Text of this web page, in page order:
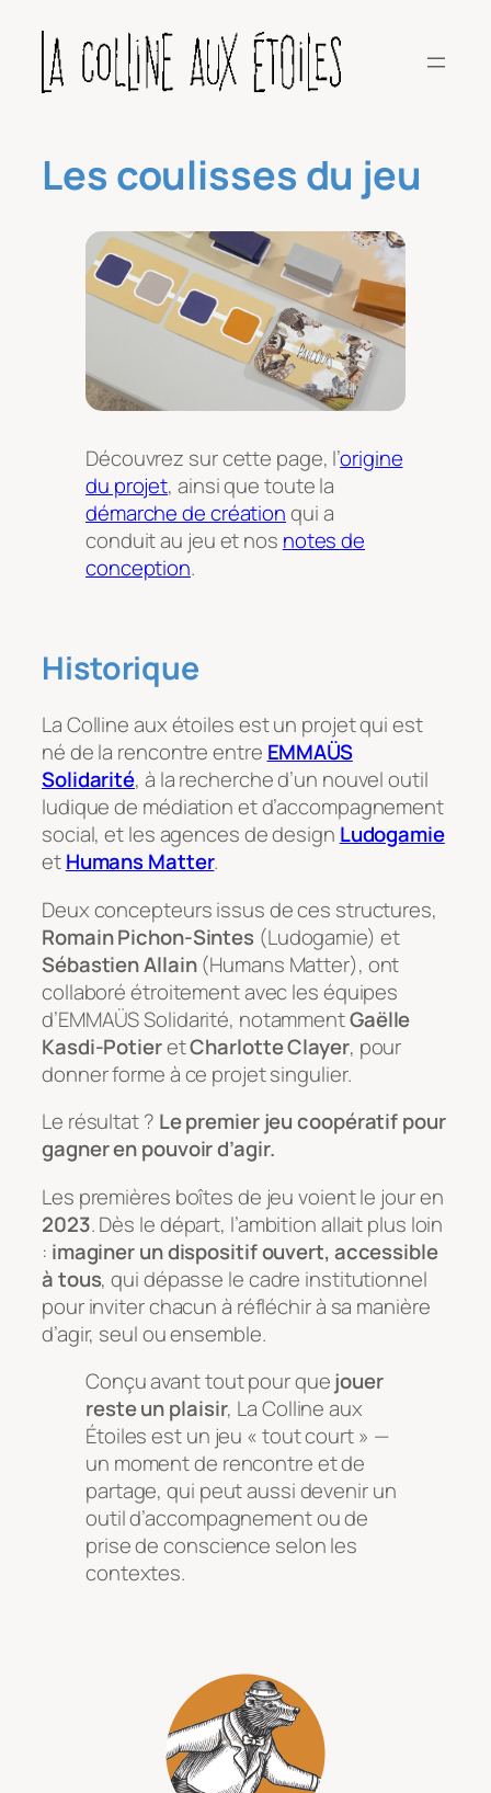
contenu
Les coulisses du jeu
Découvrez sur cette page, l’origine
du projet, ainsi que toute la
démarche de créationqui a
conduit au jeu et nos notes de
conception.
Historique
La Colline aux étoilesest un projet qui est
né de la rencontre entre EMMAÜS
Solidarité, à la recherche d’un nouvel outil
ludique de médiation et d’accompagnement
social, et les agences de design Ludogamie
etHumans Matter.
Deux concepteurs issus de ces structures,
Romain Pichon-Sintes (Ludogamie) et
Sébastien Allain(Humans Matter), ont
collaboré étroitement avec les équipes
d’EMMAÜS Solidarité, notammentGaëlle
Kasdi-PotieretCharlotte Clayer, pour
donner forme à ce projet singulier.
Le résultat ? Le premier jeu coopératif pour
gagner en pouvoir d’agir.
Les premières boîtes de jeu voient le jour en
2023. Dès le départ, l’ambition allait plus loin
: imaginer un dispositif ouvert, accessible
à tous, qui dépasse le cadre institutionnel
pour inviter chacun à réfléchir à sa manière
d’agir, seul ou ensemble.
Conçu avant tout pour quejouer
reste un plaisir, La Colline aux
Étoilesest un jeu « tout court » —
un moment de rencontre et de
partage, qui peut aussi devenir un
outil d’accompagnement ou de
prise de conscience selon les
contextes.